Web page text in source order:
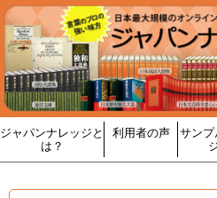
ジャパンナレッジと
は？
利用者の声
サンプ